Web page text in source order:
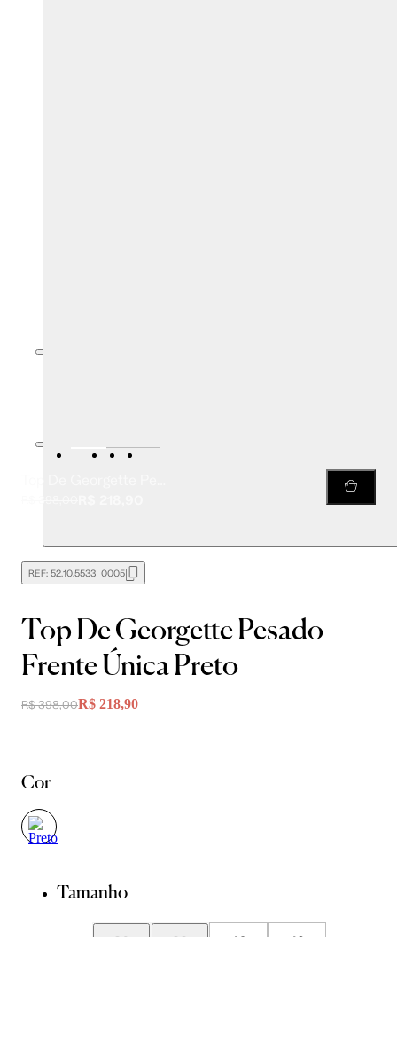
R$ 398,00
REF: 52.10.5533_0005
Top De Georgette Pesado
Frente Única Preto
R$ 398,00R$ 218,90
Cor
Tamanho
36 38 40 42